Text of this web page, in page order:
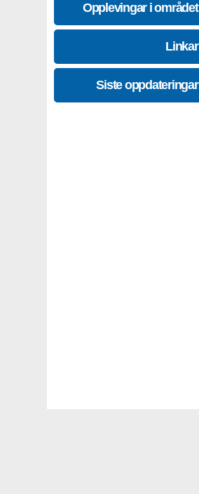
Opplevingar i området
Linkar
Siste oppdateringar